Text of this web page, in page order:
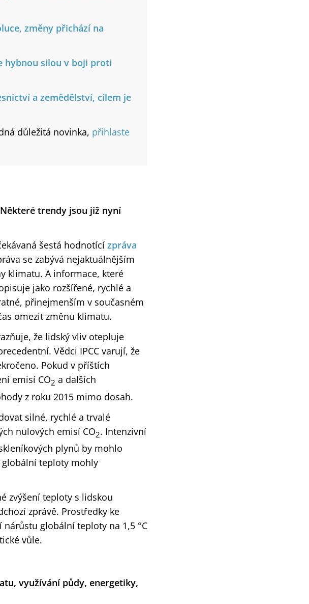
změny přichází na
hybnou silou v boji proti
a zemědělství, cílem je
důležitá novinka, přihlaste
trendy jsou již nyní
šestá hodnotící zpráva
se zabývá nejaktuálnějším
klimatu. A informace, které
jako rozšířené, rychlé a
přinejmenším v současném
omezit změnu klimatu.
že lidský vliv otepluje
Vědci IPCC varují, že
Pokud v příštích
emisí CO2 a dalších
z roku 2015 mimo dosah.
silné, rychlé a trvalé
nulových emisí CO2. Intenzivní
plynů by mohlo
globální teploty mohly
zvýšení teploty s lidskou
zprávě. Prostředky ke
globální teploty na 1,5 °C
vůle.
využívání půdy, energetiky,